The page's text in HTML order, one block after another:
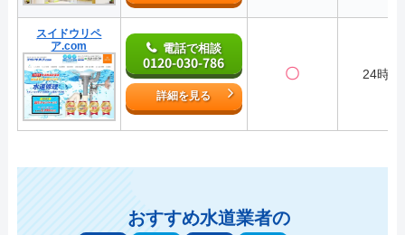
スイドウリペ
ア.com
電話で相談
0120-030-786
詳細を見る
〇 24時間
おすすめ水道業者の